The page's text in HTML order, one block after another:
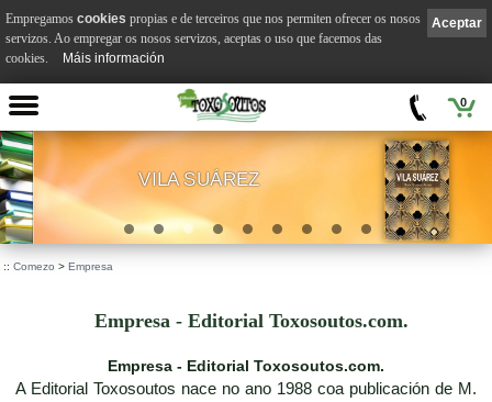
0
VILA SUÁREZ
:: Comezo > Empresa
Empresa - Editorial Toxosoutos.com.
Empresa - Editorial Toxosoutos.com.
A Editorial Toxosoutos nace no ano 1988 coa publicación de M.
Aceptar
Empregamos cookies propias e de terceiros que nos permiten ofrecer os nosos
servizos. Ao empregar os nosos servizos, aceptas o uso que facemos das
cookies.
Máis información